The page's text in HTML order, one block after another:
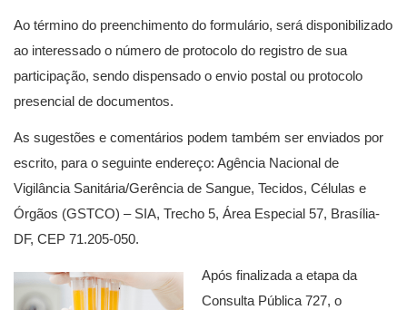
Ao término do preenchimento do formulário, será disponibilizado
ao interessado o número de protocolo do registro de sua
participação, sendo dispensado o envio postal ou protocolo
presencial de documentos.
As sugestões e comentários podem também ser enviados por
escrito, para o seguinte endereço: Agência Nacional de
Vigilância Sanitária/Gerência de Sangue, Tecidos, Células e
Órgãos (GSTCO) – SIA, Trecho 5, Área Especial 57, Brasília-
DF, CEP 71.205-050.
Após finalizada a etapa da
Consulta Pública 727, o